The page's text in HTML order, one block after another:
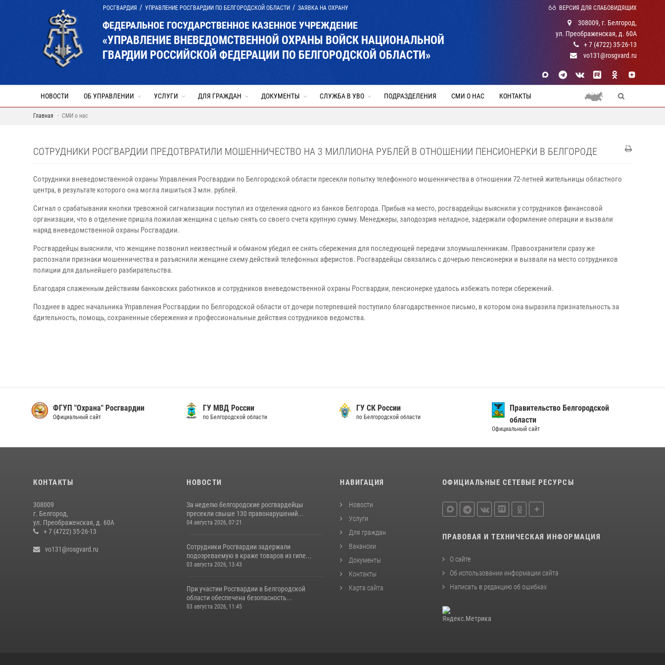
РОСГВАРДИЯ УПРАВЛЕНИЕ РОСГВАРДИИ ПО БЕЛГОРОДСКОЙ ОБЛАСТИ ЗАЯВКА НА ОХРАНУ ВЕРСИЯ ДЛЯ СЛАБОВИДЯЩИХ
ФЕДЕРАЛЬНОЕ ГОСУДАРСТВЕННОЕ КАЗЕННОЕ УЧРЕЖДЕНИЕ
«УПРАВЛЕНИЕ ВНЕВЕДОМСТВЕННОЙ ОХРАНЫ ВОЙСК НАЦИОНАЛЬНОЙ
ГВАРДИИ РОССИЙСКОЙ ФЕДЕРАЦИИ ПО БЕЛГОРОДСКОЙ ОБЛАСТИ»
308009, г. Белгород,
ул. Преображенская, д. 60А
+ 7 (4722) 35-26-13
vo131@rosgvard.ru
НОВОСТИ ОБ УПРАВЛЕНИИ УСЛУГИ ДЛЯ ГРАЖДАН ДОКУМЕНТЫ СЛУЖБА В УВО ПОДРАЗДЕЛЕНИЯ СМИ О НАС КОНТАКТЫ
Главная СМИ о нас
СОТРУДНИКИ РОСГВАРДИИ ПРЕДОТВРАТИЛИ МОШЕННИЧЕСТВО НА 3 МИЛЛИОНА РУБЛЕЙ В ОТНОШЕНИИ ПЕНСИОНЕРКИ В БЕЛГОРОДЕ
Сотрудники вневедомственной охраны Управления Росгвардии по Белгородской области пресекли попытку телефонного мошенничества в отношении 72-летней жительницы областного
центра, в результате которого она могла лишиться 3 млн. рублей.
Сигнал о срабатывании кнопки тревожной сигнализации поступил из отделения одного из банков Белгорода. Прибыв на место, росгвардейцы выяснили у сотрудников финансовой
организации, что в отделение пришла пожилая женщина с целью снять со своего счета крупную сумму. Менеджеры, заподозрив неладное, задержали оформление операции и вызвали
наряд вневедомственной охраны Росгвардии.
Росгвардейцы выяснили, что женщине позвонил неизвестный и обманом убедил ее снять сбережения для последующей передачи злоумышленникам. Правоохранители сразу же
распознали признаки мошенничества и разъяснили женщине схему действий телефонных аферистов. Росгвардейцы связались с дочерью пенсионерки и вызвали на место сотрудников
полиции для дальнейшего разбирательства.
Благодаря слаженным действиям банковских работников и сотрудников вневедомственной охраны Росгвардии, пенсионерке удалось избежать потери сбережений.
Позднее в адрес начальника Управления Росгвардии по Белгородской области от дочери потерпевшей поступило благодарственное письмо, в котором она выразила признательность за
бдительность, помощь, сохраненные сбережения и профессиональные действия сотрудников ведомства.
ФГУП "Охрана" Росгвардии
Официальный сайт
ГУ МВД России
по Белгородской области
ГУ СК России
по Белгородской области
Правительство Белгородской
области
Официальный сайт
КОНТАКТЫ
308009
г. Белгород,
ул. Преображенская, д. 60А
+ 7 (4722) 35-26-13
vo131@rosgvard.ru
НОВОСТИ
За неделю белгородские росгвардейцы
пресекли свыше 130 правонарушений...
04 августа 2026, 07:21
Сотрудники Росгвардии задержали
подозреваемую в краже товаров из гипе...
03 августа 2026, 13:43
При участии Росгвардии в Белгородской
области обеспечена безопасность...
03 августа 2026, 11:45
НАВИГАЦИЯ
Новости
Услуги
Для граждан
Вакансии
Документы
Контакты
Карта сайта
ОФИЦИАЛЬНЫЕ СЕТЕВЫЕ РЕСУРСЫ
ПРАВОВАЯ И ТЕХНИЧЕСКАЯ ИНФОРМАЦИЯ
О сайте
Об использовании информации сайта
Написать в редакцию об ошибках